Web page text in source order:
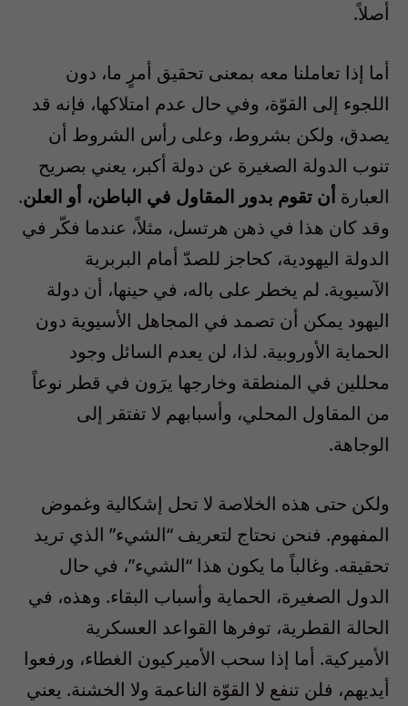
أصلاً.
أما إذا تعاملنا معه بمعنى تحقيق أمرٍ ما، دون
اللجوء إلى القوّة، وفي حال عدم امتلاكها، فإنه قد
يصدق، ولكن بشروط، وعلى رأس الشروط أن
تنوب الدولة الصغيرة عن دولة أكبر، يعني بصريح
العبارة أن تقوم بدور المقاول في الباطن، أو العلن.
وقد كان هذا في ذهن هرتسل، مثلاً، عندما فكّر في
الدولة اليهودية، كحاجز للصدّ أمام البربرية
الآسيوية. لم يخطر على باله، في حينها، أن دولة
اليهود يمكن أن تصمد في المجاهل الأسيوية دون
الحماية الأوروبية. لذا، لن يعدم السائل وجود
محللين في المنطقة وخارجها يرَون في قطر نوعاً
من المقاول المحلي، وأسبابهم لا تفتقر إلى
الوجاهة.
ولكن حتى هذه الخلاصة لا تحل إشكالية وغموض
المفهوم. فنحن نحتاج لتعريف “الشيء” الذي تريد
تحقيقه. وغالباً ما يكون هذا “الشيء”، في حال
الدول الصغيرة، الحماية وأسباب البقاء. وهذه، في
الحالة القطرية، توفرها القواعد العسكرية
الأميركية. أما إذا سحب الأميركيون الغطاء، ورفعوا
أيديهم، فلن تنفع لا القوّة الناعمة ولا الخشنة. يعني